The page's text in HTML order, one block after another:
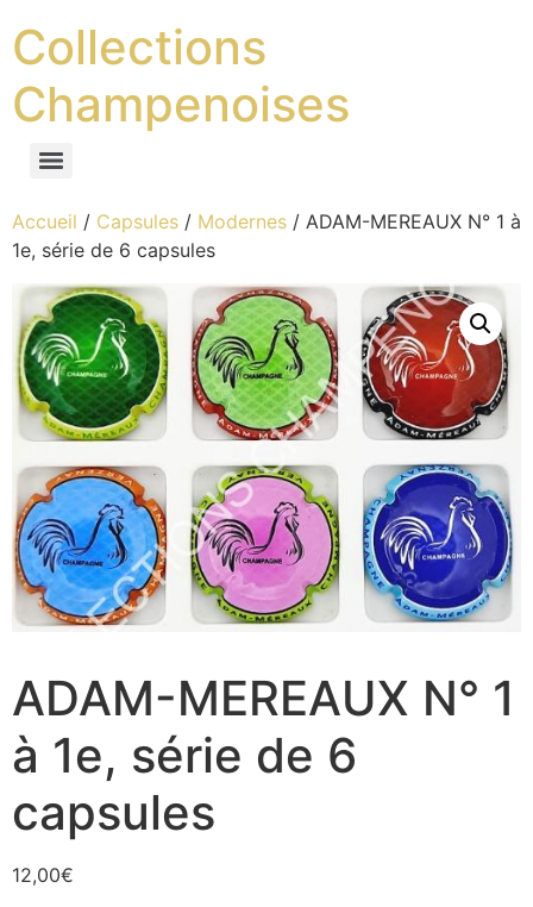
Collections
Champenoises
Accueil / Capsules / Modernes / ADAM-MEREAUX N° 1 à
1e, série de 6 capsules
ADAM-MEREAUX N° 1
à 1e, série de 6
capsules
12,00€